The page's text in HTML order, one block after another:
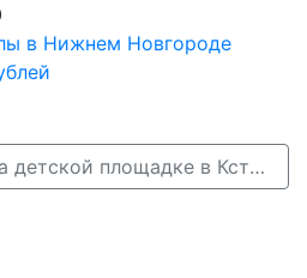
в Нижнем Новгороде
Полиция проводит проверку после ДТП на детской площадке в Кстовском районе →